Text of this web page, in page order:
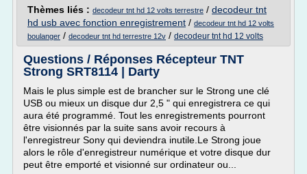
Thèmes liés : decodeur tnt hd 12 volts terrestre / decodeur tnt
hd usb avec fonction enregistrement / decodeur tnt hd 12 volts
boulanger / decodeur tnt hd terrestre 12v / decodeur tnt hd 12 volts
Questions / Réponses Récepteur TNT
Strong SRT8114 | Darty
Mais le plus simple est de brancher sur le Strong une clé
USB ou mieux un disque dur 2,5 " qui enregistrera ce qui
aura été programmé. Tout les enregistrements pourront
être visionnés par la suite sans avoir recours à
l'enregistreur Sony qui deviendra inutile.Le Strong joue
alors le rôle d'enregistreur numérique et votre disque dur
peut être emporté et visionné sur ordinateur ou...